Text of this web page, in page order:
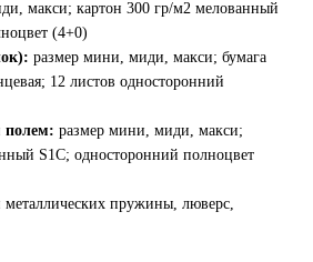
макси; картон 300 гр/м2 мелованный
(4+0)
размер мини, миди, макси; бумага
12 листов односторонний
полем: размер мини, миди, макси;
S1C; односторонний полноцвет
металлических пружины, люверс,